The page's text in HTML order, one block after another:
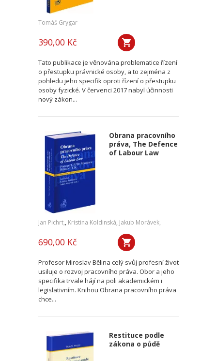
Tomáš Grygar
390,00 Kč
Tato publikace je věnována problematice řízení
o přestupku právnické osoby, a to zejména z
pohledu jeho specifik oproti řízení o přestupku
osoby fyzické. V červenci 2017 nabyl účinnosti
nový zákon...
Obrana pracovního
práva, The Defence
of Labour Law
Jan Pichrt,, Kristina Koldinská, Jakub Morávek,
690,00 Kč
Profesor Miroslav Bělina celý svůj profesní život
usiluje o rozvoj pracovního práva. Obor a jeho
specifika trvale hájí na poli akademickém i
legislativním. Knihou Obrana pracovního práva
chce...
Restituce podle
zákona o půdě